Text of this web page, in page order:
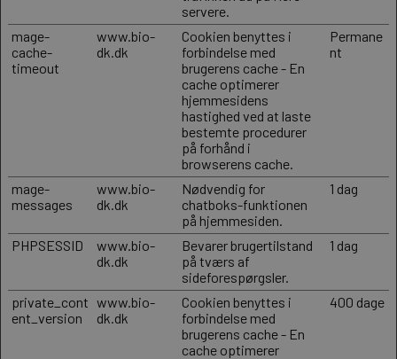
servere.
mage-
cache-
timeout
www.bio-
dk.dk
Cookien benyttes i
forbindelse med
brugerens cache - En
cache optimerer
hjemmesidens
hastighed ved at laste
bestemte procedurer
på forhånd i
browserens cache.
Permane
nt
mage-
messages
www.bio-
dk.dk
Nødvendig for
chatboks-funktionen
på hjemmesiden.
1 dag
PHPSESSID
www.bio-
dk.dk
Bevarer brugertilstand
på tværs af
sideforespørgsler.
1 dag
private_cont
ent_version
www.bio-
dk.dk
Cookien benyttes i
forbindelse med
brugerens cache - En
cache optimerer
400 dage